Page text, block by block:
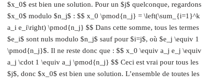
$x_0$ est bien une solution. Pour un $j$ quelconque, regardons
$x_0$ modulo $n_j$ : $$ x_0 \pmod{n_j} = \left(\sum_{i=1}^k
a_i e_i\right) \pmod{n_j} $$ Dans cette somme, tous les termes
$e_i$ sont nuls modulo $n_j$ sauf pour $i=j$, où $e_j \equiv 1
\pmod{n_j}$. Il ne reste donc que : $$ x_0 \equiv a_j e_j \equiv
a_j \cdot 1 \equiv a_j \pmod{n_j} $$ Ceci est vrai pour tous les
$j$, donc $x_0$ est bien une solution. L’ensemble de toutes les